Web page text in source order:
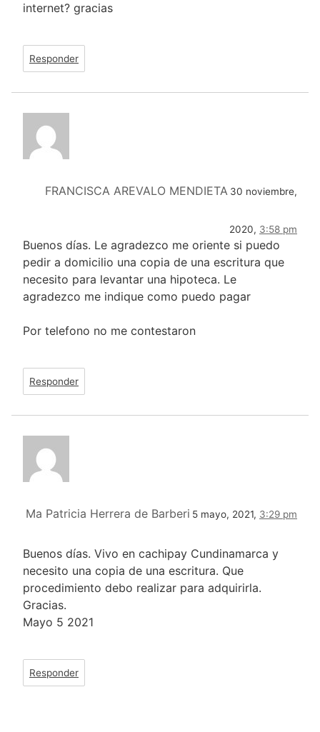
internet? gracias
Responder
FRANCISCA AREVALO MENDIETA 30 noviembre,
2020, 3:58 pm
Buenos días. Le agradezco me oriente si puedo
pedir a domicilio una copia de una escritura que
necesito para levantar una hipoteca. Le
agradezco me indique como puedo pagar
Por telefono no me contestaron
Responder
Ma Patricia Herrera de Barberi 5 mayo, 2021, 3:29 pm
Buenos días. Vivo en cachipay Cundinamarca y
necesito una copia de una escritura. Que
procedimiento debo realizar para adquirirla.
Gracias.
Mayo 5 2021
Responder